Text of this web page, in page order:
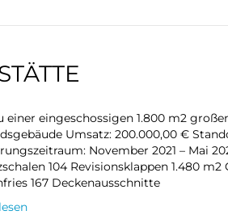
einer eingeschossigen 1.800 m2
Umsatz: 200.000,00 €
November 2021 – Mai
104 Revisionsklappen 1.480
167 Deckenausschnitte